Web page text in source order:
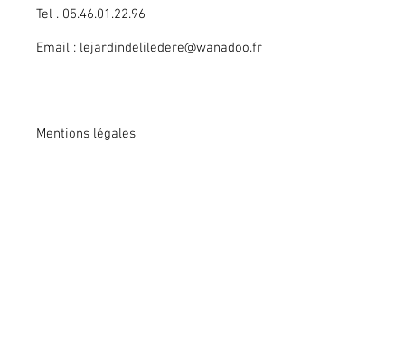
Tel . 05.46.01.22.96
Email : lejardindeliledere@wanadoo.fr
Mentions légales